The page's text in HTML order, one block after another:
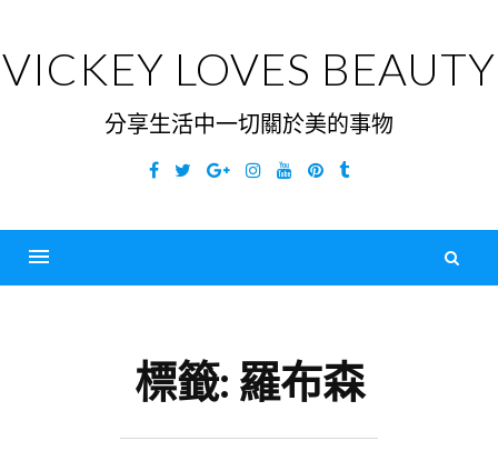
content
VICKEY LOVES BEAUTY
分享生活中一切關於美的事物
Facebook
TwitterGoogleInstagramYouTubePinterest
Tumblr
標籤: 羅布森